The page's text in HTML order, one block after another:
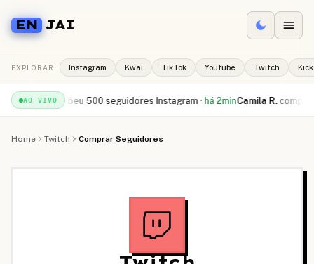
EN JAI
EXPLORAR Instagram Kwai TikTok Youtube Twitch Kick
AO VIVO
S. recebeu 500 seguidores Instagram ·há 2min Camila R. comprou
Home Twitch Comprar Seguidores